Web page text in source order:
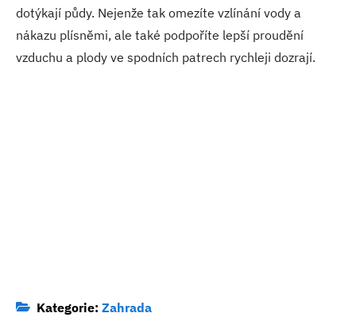
dotýkají půdy. Nejenže tak omezíte vzlínání vody a
nákazu plísněmi, ale také podpoříte lepší proudění
vzduchu a plody ve spodních patrech rychleji dozrají.
Kategorie: Zahrada